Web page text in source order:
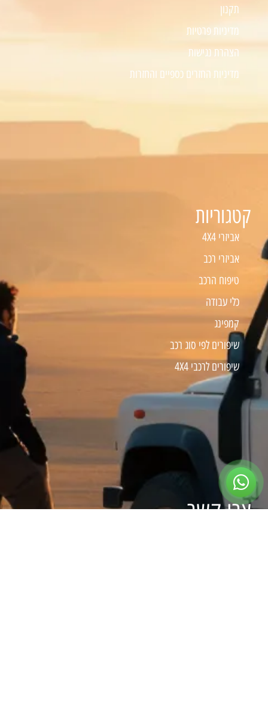
תקנון
מדיניות פרטיות
הצהרת נגישות
מדיניות החזרים כספיים והחזרות
קטגוריות
אביזרי 4X4
אביזרי רכב
טיפוח הרכב
כלי עבודה
קמפינג
שיפורים לפי סוג רכב
שיפורים לרכבי 4X4
צרו קשר